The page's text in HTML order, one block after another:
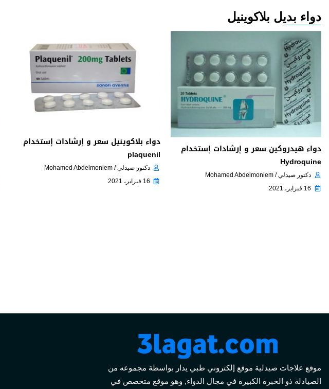
دواء بديل بلاكوينيل
دواء هيدروكين سعر و إرشادات إستخدام
Hydroquine
دكتور صيدلي / Mohamed Abdelmoniem
16 فبراير، 2021
دواء بلاكوينيل سعر و إرشادات إستخدام
plaquenil
دكتور صيدلي / Mohamed Abdelmoniem
16 فبراير، 2021
موقع علاجات صيدلية موقع إلكتروني طبي يدار بواسطة مجموعه من
الصيادلة ذو الخبرة الكبيرة في مجال الدواء, وهو موقع متخصص في